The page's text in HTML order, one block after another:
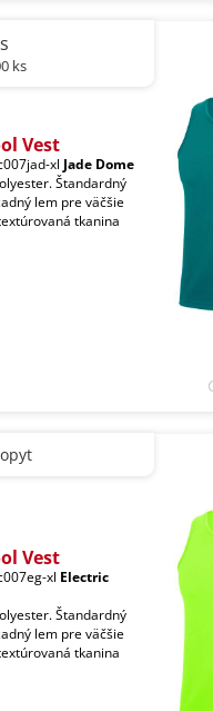
ks
Vest
xl Jade Dome
Štandardný
lem pre väčšie
tkanina
Vest
xl Electric
Štandardný
lem pre väčšie
tkanina